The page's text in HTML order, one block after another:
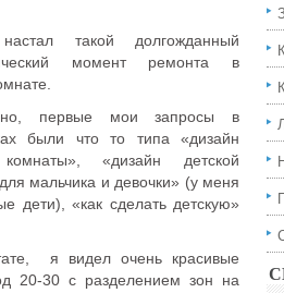
такой долгожданный
момент ремонта в
первые мои запросы в
были что то типа «дизайн
«дизайн детской
мальчика и девочки» (у меня
дети), «как сделать детскую»
я видел очень красивые
20-30 с разделением зон на